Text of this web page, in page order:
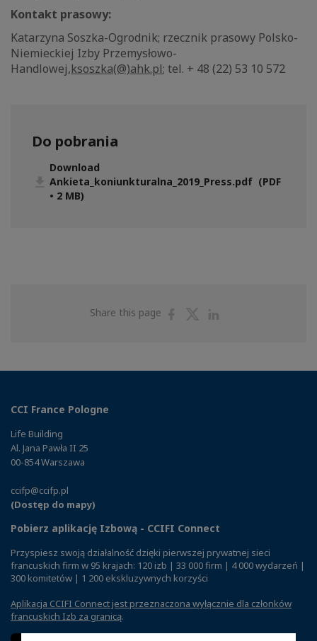
Kontakt prasowy:
Katarzyna Soszka-Ogrodnik; rzecznik prasowy Polsko-
Niemieckiej Izby Przemysłowo-
Handlowej,ksoszka(@)ahk.pl; tel. + 48 (22) 53 10 572
Do pobrania
Download
Ankieta_koniunkturalna_2019_Press.pdf (PDF
• 2 MB)
Share this page
ShareShare
CCI France Pologne
Life Building
Al. Jana Pawła II 25
00-854 Warszawa
ccifp@ccifp.pl
(Dostęp do mapy)
Pobierz aplikację Izbową - CCIFI Connect
Przyspiesz swoją działalność dzięki pierwszej prywatnej sieci
francuskich firm w 95 krajach: 120 izb | 33 000 firm | 4 000 wydarzeń |
300 komitetów | 1 200 ekskluzywnych korzyści
Aplikacja CCIFI Connect jest przeznaczona wyłącznie dla członków
francuskich Izb za granicą.